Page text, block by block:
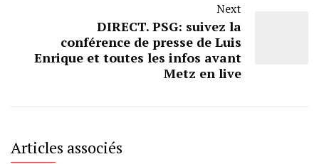
Next
DIRECT. PSG: suivez la
conférence de presse de Luis
Enrique et toutes les infos avant
Metz en live
Articles associés